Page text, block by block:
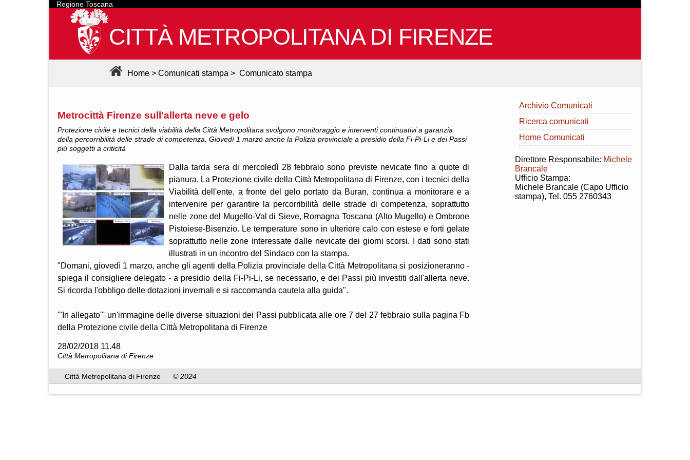
Regione Toscana
CITTÀ METROPOLITANA DI FIRENZE
Home > Comunicati stampa > Comunicato stampa
Metrocittà Firenze sull'allerta neve e gelo
Protezione civile e tecnici della viabilità della Città Metropolitana svolgono monitoraggio e interventi continuativi a garanzia
della percorribilità delle strade di competenza. Giovedì 1 marzo anche la Polizia provinciale a presidio della Fi-Pi-Li e dei Passi
più soggetti a criticità
Dalla tarda sera di mercoledì 28 febbraio sono previste nevicate fino a quote di
pianura. La Protezione civile della Città Metropolitana di Firenze, con i tecnici della
Viabilità dell'ente, a fronte del gelo portato da Buran, continua a monitorare e a
intervenire per garantire la percorribilità delle strade di competenza, soprattutto
nelle zone del Mugello-Val di Sieve, Romagna Toscana (Alto Mugello) e Ombrone
Pistoiese-Bisenzio. Le temperature sono in ulteriore calo con estese e forti gelate
soprattutto nelle zone interessate dalle nevicate dei giorni scorsi. I dati sono stati
illustrati in un incontro del Sindaco con la stampa.
"Domani, giovedì 1 marzo, anche gli agenti della Polizia provinciale della Città Metropolitana si posizioneranno -
spiega il consigliere delegato - a presidio della Fi-Pi-Li, se necessario, e dei Passi più investiti dall'allerta neve.
Si ricorda l'obbligo delle dotazioni invernali e si raccomanda cautela alla guida".
'''In allegato''' un'immagine delle diverse situazioni dei Passi pubblicata alle ore 7 del 27 febbraio sulla pagina Fb
della Protezione civile della Città Metropolitana di Firenze
28/02/2018 11.48
Città Metropolitana di Firenze
Archivio Comunicati
Ricerca comunicati
Home Comunicati
Direttore Responsabile: Michele
Brancale
Ufficio Stampa:
Michele Brancale (Capo Ufficio
stampa), Tel. 055 2760343
Città Metropolitana di Firenze © 2024